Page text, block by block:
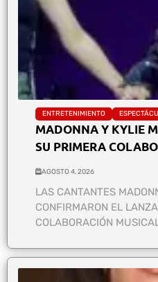
ENTRETENIMIENTO
MADONNA Y KYLIE
SU PRIMERA
AGOSTO 4, 2026
LAS CANTANTES
CONFIRMARON EL
COLABORACIÓN